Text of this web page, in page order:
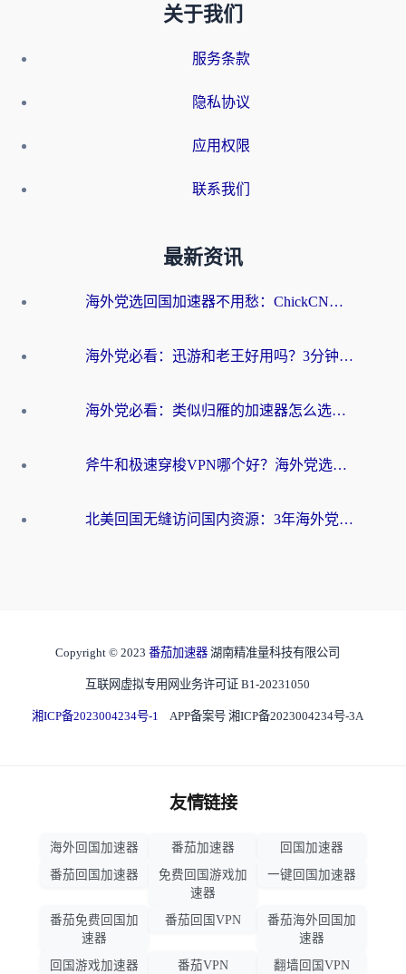
关于我们
服务条款
隐私协议
应用权限
联系我们
最新资讯
海外党选回国加速器不用愁：ChickCN和洞见哪个好？一篇搞定所有疑问
海外党必看：迅游和老王好用吗？3分钟选对加速国内网络的加速器
海外党必看：类似归雁的加速器怎么选？一篇搞定无缝访问国内资源
斧牛和极速穿梭VPN哪个好？海外党选回国加速器必看的真实对比与避坑指南
北美回国无缝访问国内资源：3年海外党亲测的加速器选择指南
Copyright © 2023 番茄加速器 湖南精准量科技有限公司
互联网虚拟专用网业务许可证 B1-20231050
湘ICP备2023004234号-1 APP备案号 湘ICP备2023004234号-3A
友情链接
海外回国加速器 番茄加速器
回国加速器
番茄回国加速器
免费回国游戏加
速器
一键回国加速器
番茄免费回国加
速器
番茄回国VPN
番茄海外回国加
速器
回国游戏加速器
番茄VPN 翻墙回国VPN